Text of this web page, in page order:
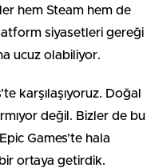
hem Steam hem de
siyasetleri gereği
ucuz olabiliyor.
karşılaşıyoruz. Doğal
değil. Bizler de bu
Games’te hala
ortaya getirdik.